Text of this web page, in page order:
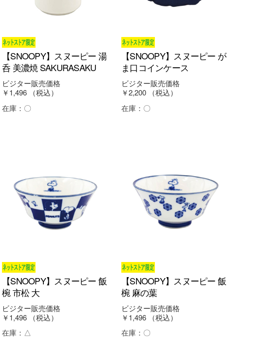
【SNOOPY】スヌーピー 湯
呑 美濃焼 SAKURASAKU
ビジター販売価格
￥1,496
（税込）
在庫： 〇
【SNOOPY】スヌーピー が
ま口コインケース
ビジター販売価格
￥2,200
（税込）
在庫： 〇
【SNOOPY】スヌーピー 飯
椀 市松 大
ビジター販売価格
￥1,496
（税込）
在庫： △
【SNOOPY】スヌーピー 飯
椀 麻の葉
ビジター販売価格
￥1,496
（税込）
在庫： 〇